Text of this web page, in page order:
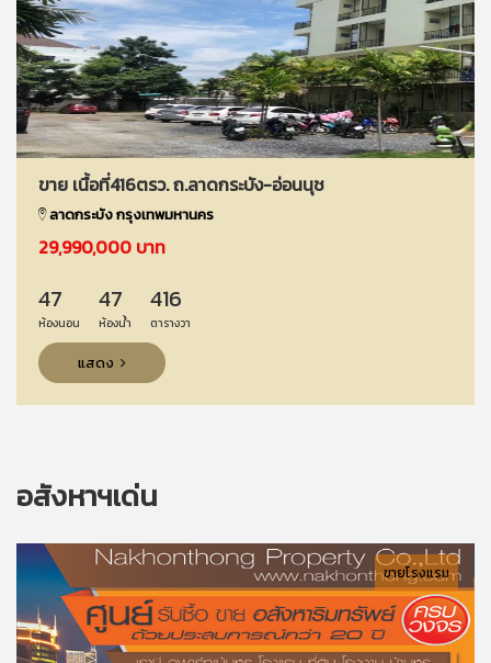
ขาย เนื้อที่416ตรว. ถ.ลาดกระบัง-อ่อนนุช
ลาดกระบัง กรุงเทพมหานคร
29,990,000 บาท
47
ห้องนอน
47
ห้องน้ำ
416
ตารางวา
แสดง
อสังหาฯเด่น
ขายโรงแรม